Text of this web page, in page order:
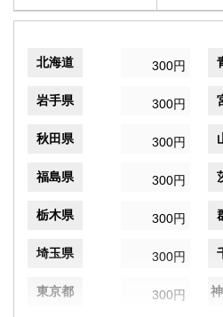
北海道 300円
岩手県 300円
秋田県 300円
福島県 300円
栃木県 300円
埼玉県 300円
東京都 300円